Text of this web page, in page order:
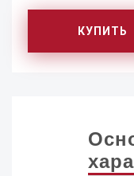
КУПИТЬ